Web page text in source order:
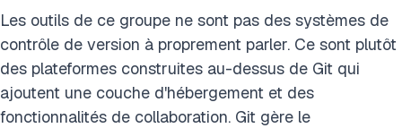
Les outils de ce groupe ne sont pas des systèmes de
contrôle de version à proprement parler. Ce sont plutôt
des plateformes construites au-dessus de Git qui
ajoutent une couche d'hébergement et des
fonctionnalités de collaboration. Git gère le